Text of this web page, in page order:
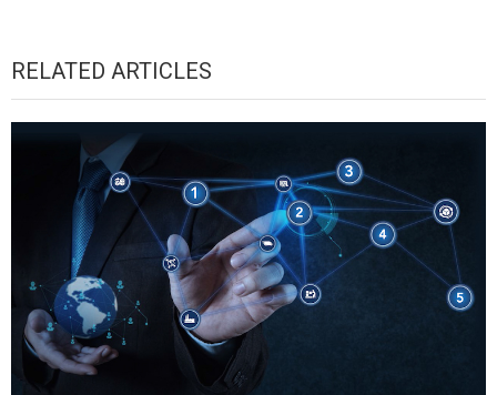
RELATED ARTICLES